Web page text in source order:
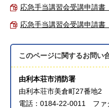
応急手当講習会受講申請
応急手当講習会受講申請
このページに関するお問い
由利本荘市消防署
由利本荘市美倉町27番地2
電話：0184-22-0011 ファ